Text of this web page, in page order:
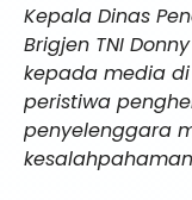
Kepala Dinas
Brigjen TNI
kepada media
peristiwa
penyelenggara